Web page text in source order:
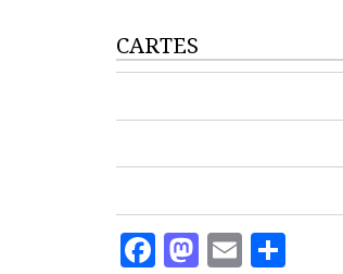
CARTES
Facebook
Mastodon
Email